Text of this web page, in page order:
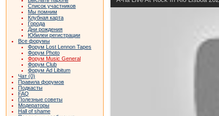
Список участников
Мы помним
Клубная карта
Города
Дни рождения
Юбилеи регистрации
Все форумы
Форум Lost Lennon Tapes
Форум Photo
Форум Music General
Форум Club
Форум Ad Libitum
Чат (0)
Правила форумов
Подкасты
FAQ
Полезные советы
Модераторы
Hall of shame